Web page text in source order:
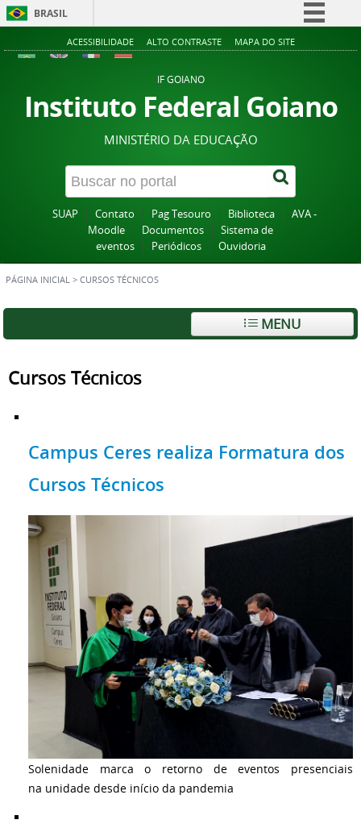
BRASIL
Simplifique!
Acesso à informação
Legislação
Canais
ACESSIBILIDADE ALTO CONTRASTE MAPA DO SITE
IF GOIANO
Instituto Federal Goiano
MINISTÉRIO DA EDUCAÇÃO
SUAP Contato Pag Tesouro Biblioteca
AVA -
Moodle
Documentos
Sistema de
eventos
Periódicos Ouvidoria
PÁGINA INICIAL > CURSOS TÉCNICOS
MENU
Cursos Técnicos
Campus Ceres realiza Formatura dos
Cursos Técnicos
Solenidade marca o retorno de eventos presenciais
na unidade desde início da pandemia